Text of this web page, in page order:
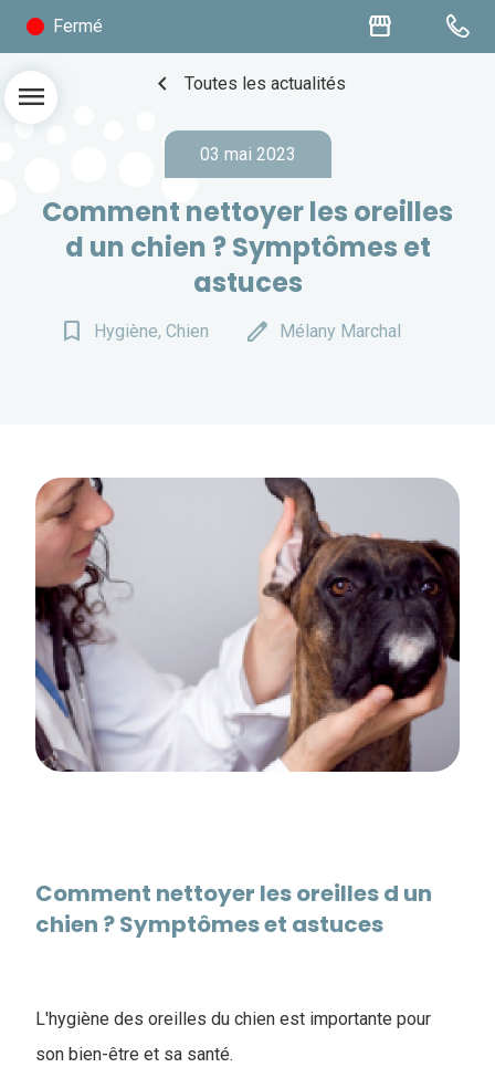
Fermé storefront
menu chevron_left Toutes les actualités
03 mai 2023
Comment nettoyer les oreilles
d un chien ? Symptômes et
astuces
bookmark_border Hygiène, Chien edit Mélany Marchal
Comment nettoyer les oreilles d un
chien ? Symptômes et astuces
L'hygiène des oreilles du chien est importante pour
son bien-être et sa santé.